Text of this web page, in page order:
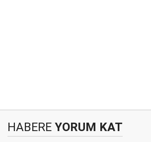
HABERE YORUM KAT